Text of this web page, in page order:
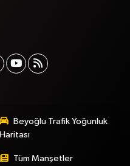
Beyoğlu Trafik Yoğunluk
Haritası
Tüm Manşetler